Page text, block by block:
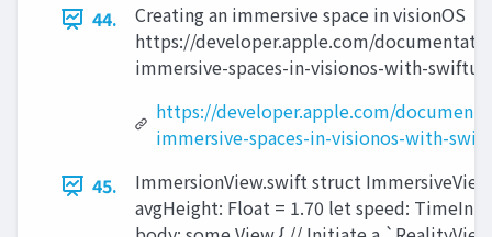
44.
Creating an immersive space in visionOS
https://developer.apple.com/
immersive-spaces-in-visionos-with-swiftui
https://developer.apple.com/
immersive-spaces-in-visionos-with-
45.
ImmersionView.swift struct
avgHeight: Float = 1.70 let speed: